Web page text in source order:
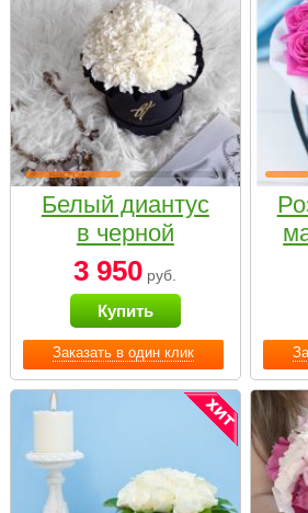
Заказать в один клик
Белый диантус
в черной
коробке Small
3 950 руб.
Купить